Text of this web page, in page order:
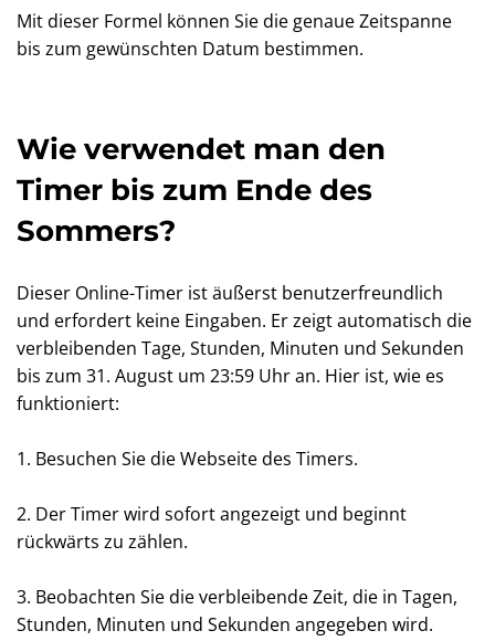
Mit dieser Formel können Sie die genaue Zeitspanne
bis zum gewünschten Datum bestimmen.
Wie verwendet man den
Timer bis zum Ende des
Sommers?
Dieser Online-Timer ist äußerst benutzerfreundlich
und erfordert keine Eingaben. Er zeigt automatisch die
verbleibenden Tage, Stunden, Minuten und Sekunden
bis zum 31. August um 23:59 Uhr an. Hier ist, wie es
funktioniert:
1. Besuchen Sie die Webseite des Timers.
2. Der Timer wird sofort angezeigt und beginnt
rückwärts zu zählen.
3. Beobachten Sie die verbleibende Zeit, die in Tagen,
Stunden, Minuten und Sekunden angegeben wird.